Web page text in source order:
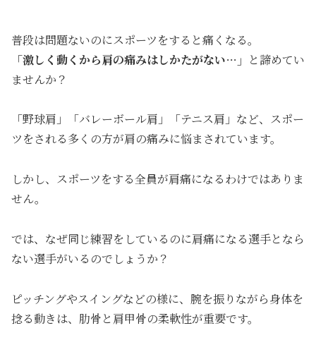
普段は問題ないのにスポーツをすると痛くなる。
「激しく動くから肩の痛みはしかたがない…」 と諦めてい
ませんか？
「野球肩」「バレーボール肩」「テニス肩」など、スポー
ツをされる多くの方が肩の痛みに悩まされています。
しかし、スポーツをする全員が肩痛になるわけではありま
せん。
では、なぜ同じ練習をしているのに肩痛になる選手となら
ない選手がいるのでしょうか？
ピッチングやスイングなどの様に、腕を振りながら身体を
捻る動きは、肋骨と肩甲骨の柔軟性が重要です。